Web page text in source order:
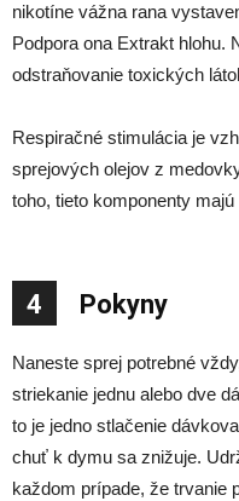
nikotíne vážna rana
Podpora ona Extrakt hlohu.
odstraňovanie toxických
Respiračné stimulácia je
sprejových olejov z
toho, tieto komponenty
4 Pokyny
Naneste sprej potrebné
striekanie jednu alebo dve
to je jedno stlačenie
chuť k dymu sa znižuje.
každom prípade, že trvanie